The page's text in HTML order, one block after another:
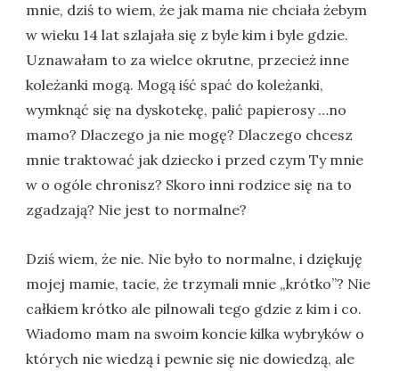
mnie, dziś to wiem, że jak mama nie chciała żebym
w wieku 14 lat szlajała się z byle kim i byle gdzie.
Uznawałam to za wielce okrutne, przecież inne
koleżanki mogą. Mogą iść spać do koleżanki,
wymknąć się na dyskotekę, palić papierosy …no
mamo? Dlaczego ja nie mogę? Dlaczego chcesz
mnie traktować jak dziecko i przed czym Ty mnie
w o ogóle chronisz? Skoro inni rodzice się na to
zgadzają? Nie jest to normalne?
Dziś wiem, że nie. Nie było to normalne, i dziękuję
mojej mamie, tacie, że trzymali mnie „krótko”? Nie
całkiem krótko ale pilnowali tego gdzie z kim i co.
Wiadomo mam na swoim koncie kilka wybryków o
których nie wiedzą i pewnie się nie dowiedzą, ale